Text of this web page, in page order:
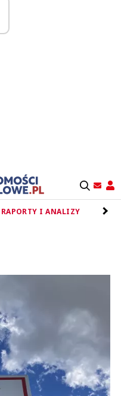
RAPORTY I ANALIZY